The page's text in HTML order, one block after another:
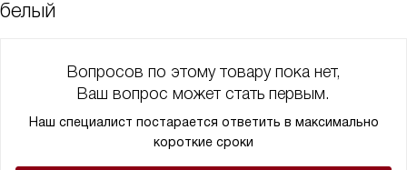
белый
Вопросов по этому товару пока нет,
Ваш вопрос может стать первым.
Наш специалист постарается ответить в максимально
короткие сроки